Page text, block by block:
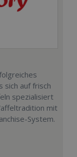
sich auf frisch
spezialisiert
mit
System.